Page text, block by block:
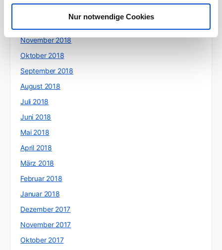
Nur notwendige Cookies
November 2018
Oktober 2018
September 2018
August 2018
Juli 2018
Juni 2018
Mai 2018
April 2018
März 2018
Februar 2018
Januar 2018
Dezember 2017
November 2017
Oktober 2017